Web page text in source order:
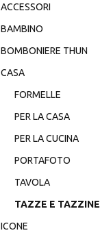
ACCESSORI
BAMBINO
BOMBONIERE THUN
CASA
FORMELLE
PER LA CASA
PER LA CUCINA
PORTAFOTO
TAVOLA
TAZZE E TAZZINE
ICONE